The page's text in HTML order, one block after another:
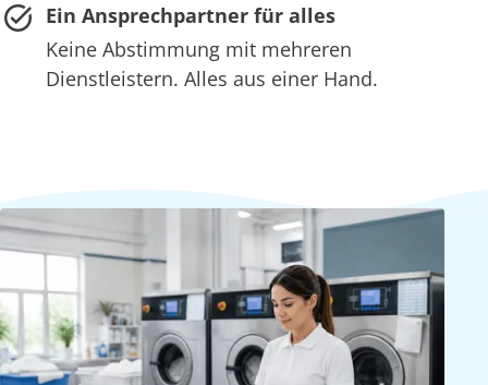
Ein Ansprechpartner für alles
Keine Abstimmung mit mehreren
Dienstleistern. Alles aus einer Hand.